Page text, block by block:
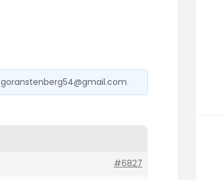
goranstenberg54@gmail.com.
#6827